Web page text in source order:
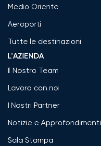
Medio Oriente
Aeroporti
Tutte le destinazioni
L'AZIENDA
Il Nostro Team
Lavora con noi
I Nostri Partner
Notizie e Approfondimenti
Sala Stampa